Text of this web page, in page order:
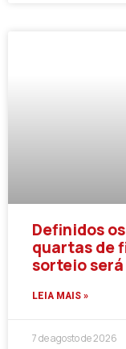
Definidos
quartas de
sorteio
LEIA MAIS »
7 de agosto de 2026